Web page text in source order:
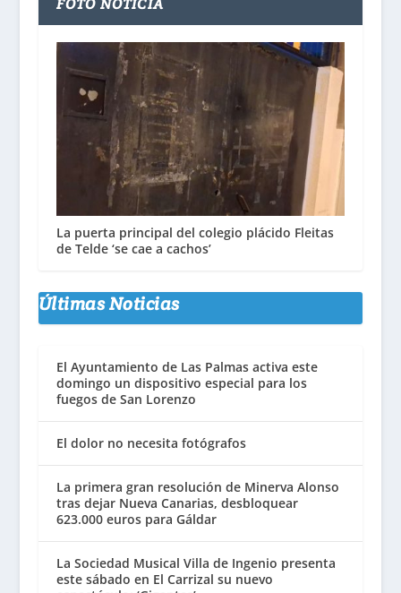
FOTO NOTICIA
La puerta principal del colegio plácido Fleitas
de Telde ‘se cae a cachos’
Últimas Noticias
El Ayuntamiento de Las Palmas activa este
domingo un dispositivo especial para los
fuegos de San Lorenzo
El dolor no necesita fotógrafos
La primera gran resolución de Minerva Alonso
tras dejar Nueva Canarias, desbloquear
623.000 euros para Gáldar
La Sociedad Musical Villa de Ingenio presenta
este sábado en El Carrizal su nuevo